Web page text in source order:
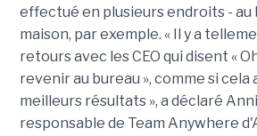
effectué en plusieurs endroits - au
maison, par exemple. « Il y a
retours avec les CEO qui disent «
revenir au bureau », comme si cela
meilleurs résultats », a déclaré
responsable de Team Anywhere